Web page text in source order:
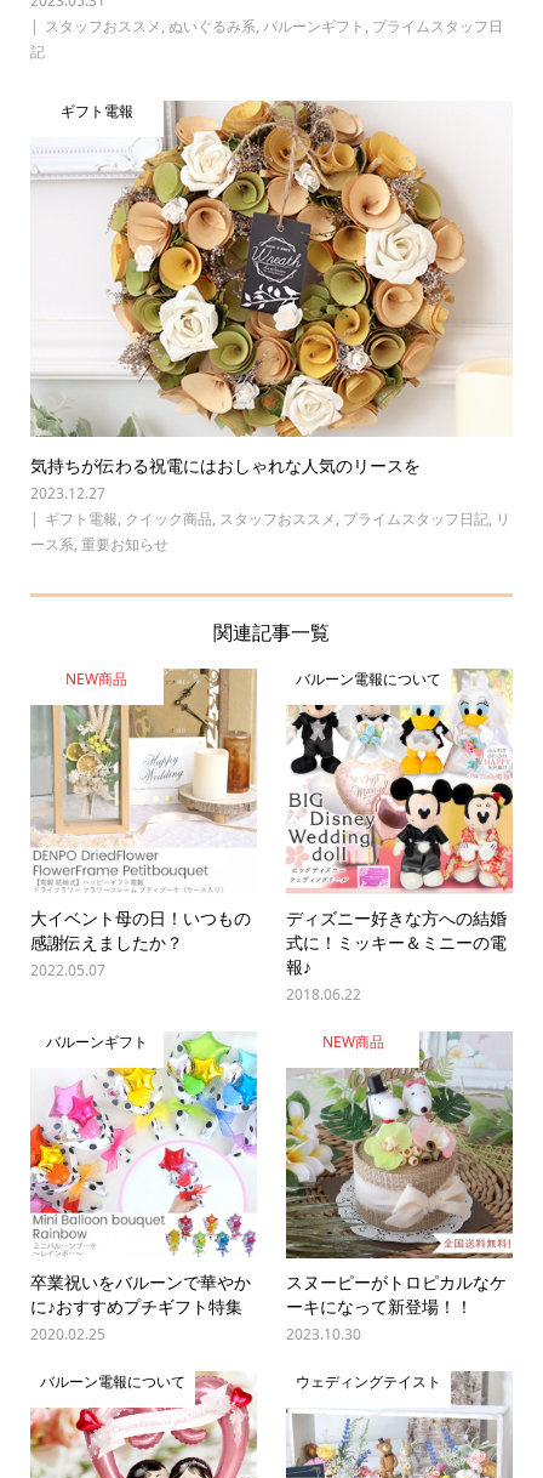
スタッフおススメ, ぬいぐるみ系, バルーンギフト , プライムスタッフ日
記
ギフト電報
気持ちが伝わる祝電にはおしゃれな人気のリースを
2023.12.27
ギフト電報, クイック商品, スタッフおススメ, プライムスタッフ日記, リ
ース系, 重要お知らせ
関連記事一覧
NEW商品
大イベント母の日！いつもの
感謝伝えましたか？
2022.05.07
バルーン電報について
ディズニー好きな方への結婚
式に！ミッキー＆ミニーの電
報♪
2018.06.22
バルーンギフト
卒業祝いをバルーンで華やか
に♪おすすめプチギフト特集
2020.02.25
NEW商品
スヌーピーがトロピカルなケ
ーキになって新登場！！
2023.10.30
バルーン電報について ウェディングテイスト